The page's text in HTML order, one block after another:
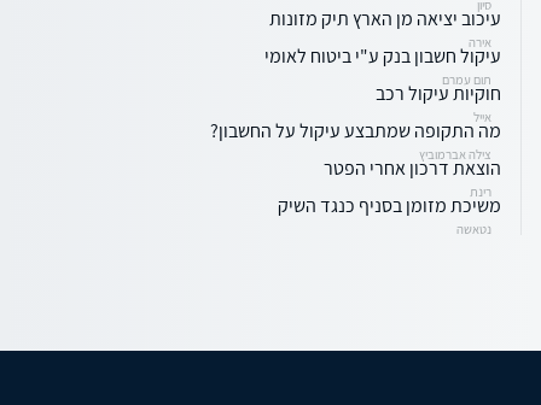
סיון
עיכוב יציאה מן הארץ תיק מזונות
אירה
עיקול חשבון בנק ע"י ביטוח לאומי
תום עמרם
חוקיות עיקול רכב
אייל
מה התקופה שמתבצע עיקול על החשבון?
צילה אברמוביץ
הוצאת דרכון אחרי הפטר
רינת
משיכת מזומן בסניף כנגד השיק
נטאשה